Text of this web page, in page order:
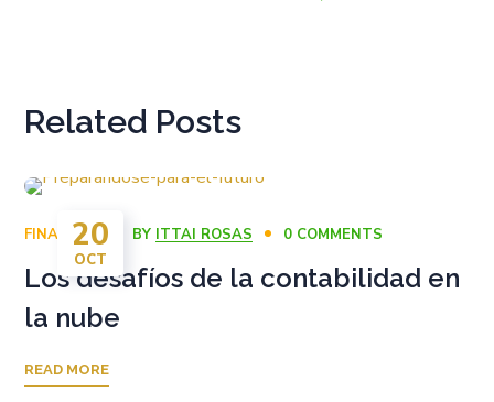
Related Posts
20
OCT
FINANZAS BY ITTAI ROSAS 0 COMMENTS
Los desafíos de la contabilidad en
la nube
READ MORE